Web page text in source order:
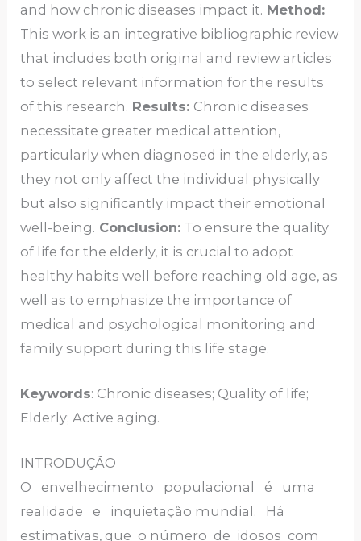
and how chronic diseases impact it. Method:
This work is an integrative bibliographic review
that includes both original and review articles
to select relevant information for the results
of this research. Results: Chronic diseases
necessitate greater medical attention,
particularly when diagnosed in the elderly, as
they not only affect the individual physically
but also significantly impact their emotional
well-being. Conclusion: To ensure the quality
of life for the elderly, it is crucial to adopt
healthy habits well before reaching old age, as
well as to emphasize the importance of
medical and psychological monitoring and
family support during this life stage.
Keywords: Chronic diseases; Quality of life;
Elderly; Active aging.
INTRODUÇÃO
O envelhecimento populacional é uma
realidade e inquietação mundial. Há
estimativas, que o número de idosos com